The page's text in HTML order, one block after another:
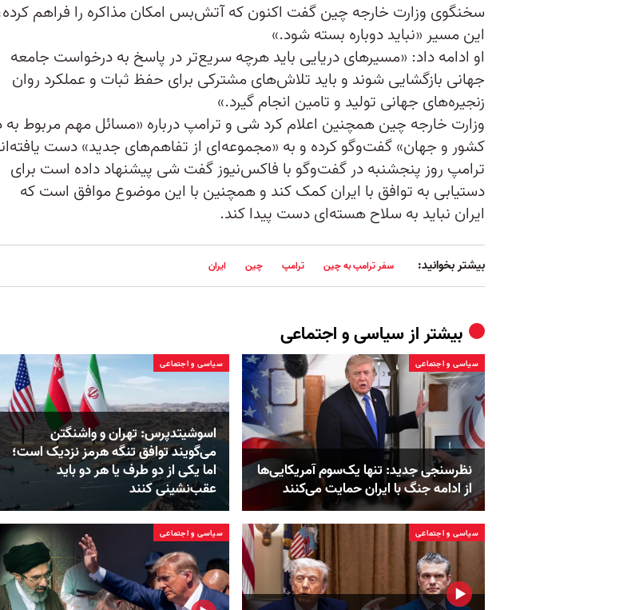
سخنگوی وزارت خارجه چین گفت اکنون که آتش‌بس امکان مذاکره را فراهم
این مسیر «نباید دوباره بسته شود.»
او ادامه داد: «مسیرهای دریایی باید هرچه سریع‌تر در پاسخ به درخواست جامعه
جهانی بازگشایی شوند و باید تلاش‌های مشترکی برای حفظ ثبات و عملکرد روان
زنجیره‌های جهانی تولید و تامین انجام گیرد.»
وزارت خارجه چین همچنین اعلام کرد شی و ترامپ درباره «مسائل مهم مربوط به
کشور و جهان» گفت‌وگو کرده و به «مجموعه‌ای از تفاهم‌های جدید» دست
ترامپ روز پنجشنبه در گفت‌وگو با فاکس‌نیوز گفت شی پیشنهاد داده است برای
دستیابی به توافق با ایران کمک کند و همچنین با این موضوع موافق است که
ایران نباید به سلاح هسته‌ای دست پیدا کند.
بیشتر بخوانید: سفر ترامپ به چین ترامپ چین ایران
بیشتر ازسیاسی و اجتماعی
سیاسی و اجتماعی
نظرسنجی جدید: تنها یک‌سوم آمریکایی‌ها
از ادامه جنگ با ایران حمایت می‌کنند
سیاسی و اجتماعی
اسوشیتدپرس: تهران و واشنگتن
می‌گویند توافق تنگه هرمز نزدیک است؛
اما یکی از دو طرف یا هر دو باید
عقب‌نشینی کنند
سیاسی و اجتماعی سیاسی و اجتماعی